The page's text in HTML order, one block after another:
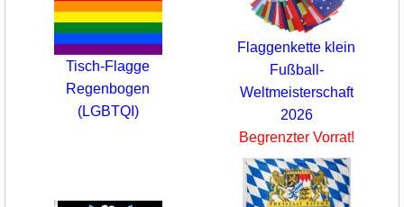
Tisch-Flagge
Regenbogen
(LGBTQI)
Flaggenkette klein
Fußball-
Weltmeisterschaft
2026
Begrenzter Vorrat!